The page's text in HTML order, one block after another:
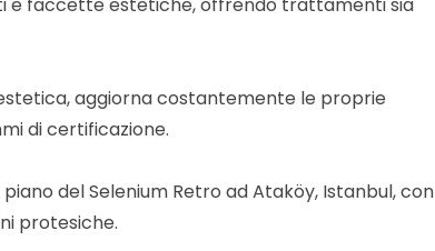
aggiorna costantemente le proprie
di certificazione.
del Selenium Retro ad Ataköy, Istanbul, con
protesiche.